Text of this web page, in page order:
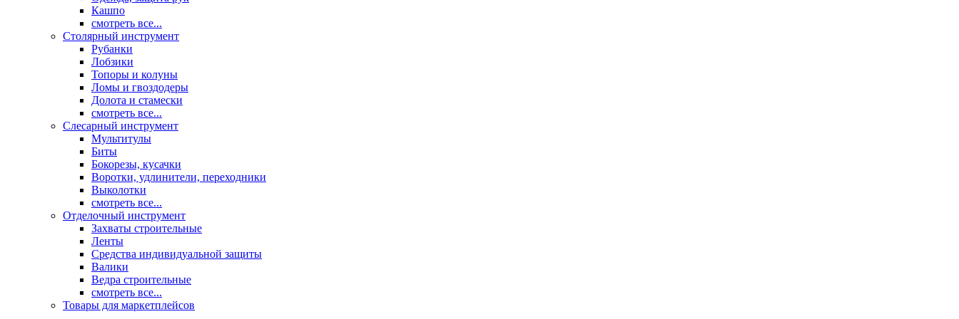
Кашпо
смотреть все...
Столярный инструмент
Рубанки
Лобзики
Топоры и колуны
Ломы и гвоздодеры
Долота и стамески
смотреть все...
Слесарный инструмент
Мультитулы
Биты
Бокорезы, кусачки
Воротки, удлинители, переходники
Выколотки
смотреть все...
Отделочный инструмент
Захваты строительные
Ленты
Средства индивидуальной защиты
Валики
Ведра строительные
смотреть все...
Товары для маркетплейсов